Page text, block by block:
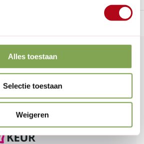
Alles toestaan
Selectie toestaan
Weigeren
de tuinspecialist
vragen
0346 218 111
+31 640511932